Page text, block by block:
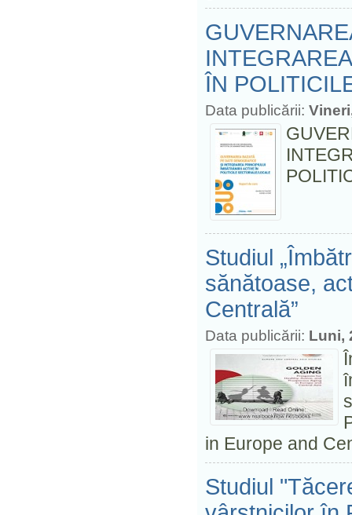
ÎN
Data publicării:
Studiul
sănătoase,
Centrală”
Data publicării: Luni,
in Europe and
Studiul